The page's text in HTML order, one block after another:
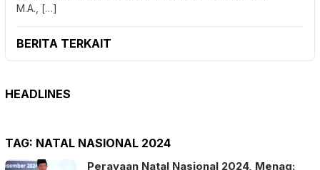
M.A., […]
BERITA TERKAIT
HEADLINES
TAG: NATAL NASIONAL 2024
Perayaan Natal Nasional 2024, Menag: